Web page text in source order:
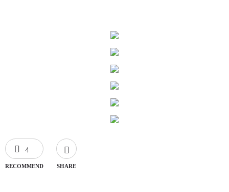
4
RECOMMEND SHARE